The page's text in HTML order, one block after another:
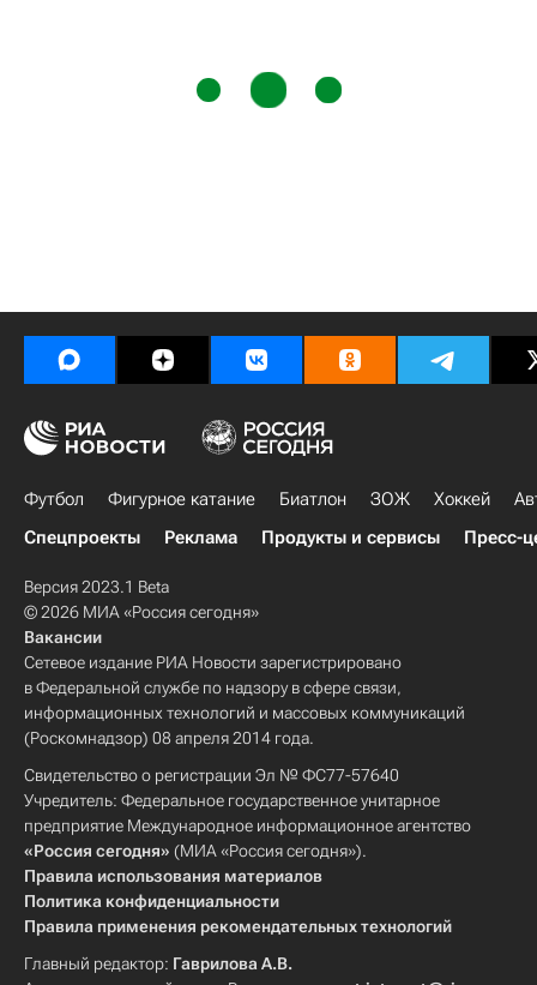
Футбол Фигурное катание Биатлон ЗОЖ Хоккей
Спецпроекты
Реклама Продукты и сервисы Пресс-
Версия 2023.1 Beta
© 2026 МИА «Россия сегодня»
Вакансии
Сетевое издание РИА Новости зарегистрировано
в Федеральной службе по надзору в сфере связи,
информационных технологий и массовых коммуникаций
(Роскомнадзор) 08 апреля 2014 года.
Свидетельство о регистрации Эл № ФС77-57640
Учредитель: Федеральное государственное унитарное
предприятие Международное информационное агентство
«Россия сегодня» (МИА «Россия сегодня»).
Правила использования материалов
Политика конфиденциальности
Правила применения рекомендательных технологий
Главный редактор: Гаврилова А.В.